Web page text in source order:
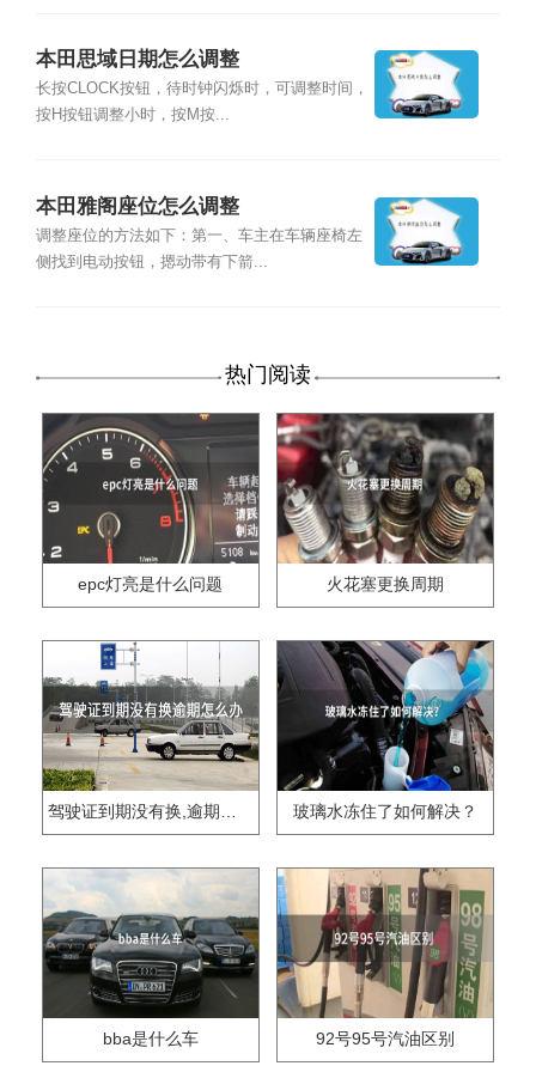
本田思域日期怎么调整
长按CLOCK按钮，待时钟闪烁时，可调整时间，
按H按钮调整小时，按M按...
本田雅阁座位怎么调整
调整座位的方法如下：第一、车主在车辆座椅左
侧找到电动按钮，摁动带有下箭...
热门阅读
epc灯亮是什么问题 火花塞更换周期
驾驶证到期没有换,逾期怎么办?? 玻璃水冻住了如何解决？
bba是什么车 92号95号汽油区别